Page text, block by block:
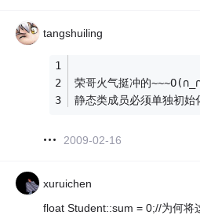
tangshuiling
荣哥火气挺冲的
静态类成员必须单独初始
2009-02-16
xuruichen
float Student::sum = 0;//为何将